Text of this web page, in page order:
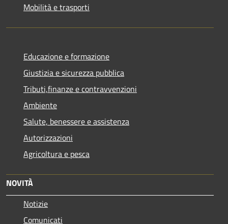
Mobilità e trasporti
Educazione e formazione
Giustizia e sicurezza pubblica
Tributi,finanze e contravvenzioni
Ambiente
Salute, benessere e assistenza
Autorizzazioni
Agricoltura e pesca
NOVITÀ
Notizie
Comunicati